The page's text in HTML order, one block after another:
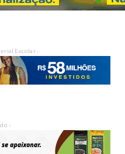
Escolar -
-